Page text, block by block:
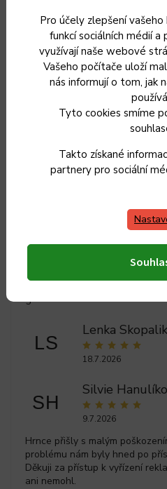
Pro účely zlepšení
funkcí sociálních médií a
využívají naše webové
Vašeho počítače uloží
nás informují o tom, jak
Tyto cookies smíme
Takto získané
partnery pro sociální
Do 5 dnů od objednání
1 115 Kč bez DPH
1 349 Kč
Do
Ilona Trojková
26.7.2026
5
LS
Lenka
18.7.2026
SH
Silvie
9.7.2026
Hrnce přišly s malým
problému nám byly hned po
Děkuji za přístup k vyřízení
ani nemohl.